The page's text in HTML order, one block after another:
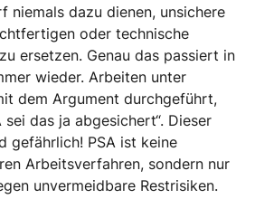
niemals dazu dienen, unsichere
oder technische
ersetzen. Genau das passiert in
wieder. Arbeiten unter
dem Argument durchgeführt,
sei das ja abgesichert“. Dieser
gefährlich! PSA ist keine
Arbeitsverfahren, sondern nur
unvermeidbare Restrisiken.